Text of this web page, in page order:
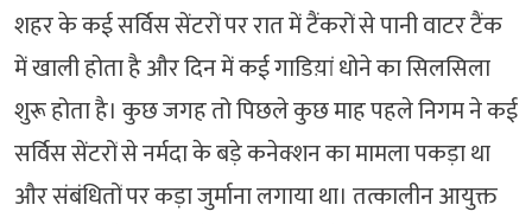
शहर के कई सर्विस सेंटरों पर रात में टैंकरों से पानी वाटर टैंक
में खाली होता है और दिन में कई गाडिय़ां धोने का सिलसिला
शुरू होता है। कुछ जगह तो पिछले कुछ माह पहले निगम ने कई
सर्विस सेंटरों से नर्मदा के बड़े कनेक्शन का मामला पकड़ा था
और संबंधितों पर कड़ा जुर्माना लगाया था। तत्कालीन आयुक्त